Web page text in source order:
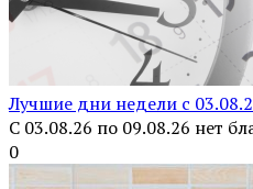
Лучшие дни недели с
С 03.08.26 по 09.08.26 нет
0